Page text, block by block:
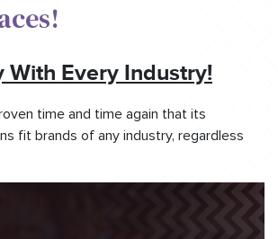
With Every Industry!
time and time again that its
fit brands of any industry, regardless